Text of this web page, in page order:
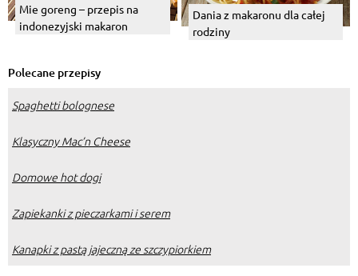
Mie goreng – przepis na
indonezyjski makaron
Dania z makaronu dla całej
rodziny
Polecane przepisy
Spaghetti bolognese
Klasyczny Mac’n Cheese
Domowe hot dogi
Zapiekanki z pieczarkami i serem
Kanapki z pastą jajeczną ze szczypiorkiem